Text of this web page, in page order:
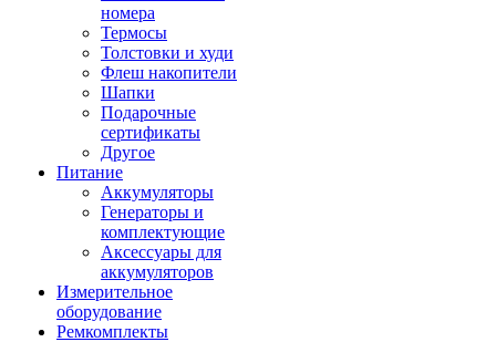
номера
Термосы
Толстовки и худи
Флеш накопители
Шапки
Подарочные
сертификаты
Другое
Питание
Аккумуляторы
Генераторы и
комплектующие
Аксессуары для
аккумуляторов
Измерительное
оборудование
Ремкомплекты